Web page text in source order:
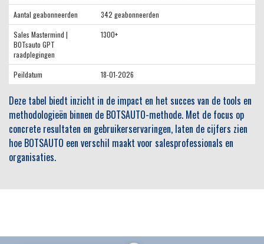
Aantal geabonneerden
342 geabonneerden
Sales Mastermind |
BOTsauto GPT
raadplegingen
1300+
Peildatum 18-01-2026
Deze tabel biedt inzicht in de impact en het succes van de tools en
methodologieën binnen de BOTSAUTO-methode. Met de focus op
concrete resultaten en gebruikerservaringen, laten de cijfers zien
hoe BOTSAUTO een verschil maakt voor salesprofessionals en
organisaties.